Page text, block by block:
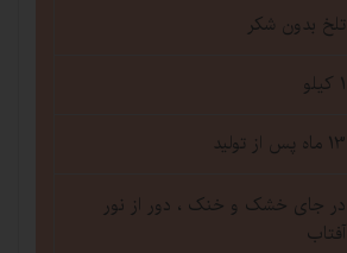
تلخ بدون شکر
1 کیلو
13 ماه پس از تولید
در جای خشک و خنک ، دور از نور
آفتاب